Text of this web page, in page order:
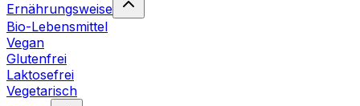
Ernährungsweise
Bio-Lebensmittel
Vegan
Glutenfrei
Laktosefrei
Vegetarisch